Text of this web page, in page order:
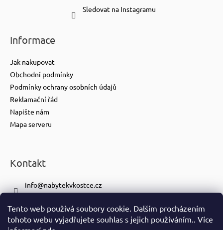
Tento web používá soubory cookie. Dalším procházením
tohoto webu vyjadřujete souhlas s jejich používáním.. Více
Sledovat na Instagramu
Informace
Jak nakupovat
Obchodní podmínky
Podmínky ochrany osobních údajů
Reklamační řád
Napište nám
Mapa serveru
Kontakt
info@nabytekvkostce.cz
+420 601 116 371
https://www.facebook.com/nabytekvkostce.cz/